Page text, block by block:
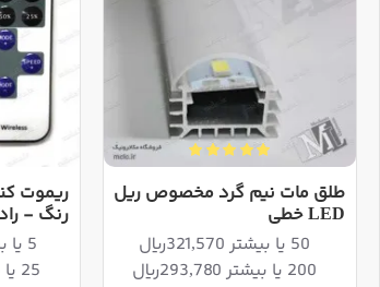
طلق مات نیم گرد مخصوص ریل
LED خطی
50 یا بیشتر 321,570ریال
200 یا بیشتر 293,780ریال
رنگ -
5 یا بیشتر 3,234,000ریال
25 یا بیشتر 3,151,500ریال